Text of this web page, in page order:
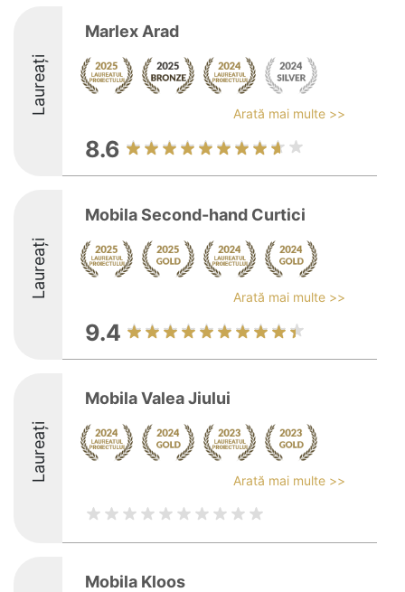
Laureați
Marlex Arad
Arată mai multe >>
8.6
Laureați
Mobila Second-hand Curtici
Arată mai multe >>
9.4
Laureați
Mobila Valea Jiului
Arată mai multe >>
Mobila Kloos